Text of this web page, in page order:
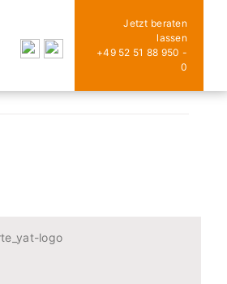
Jetzt beraten
lassen
+49 52 51 88 950 -
0